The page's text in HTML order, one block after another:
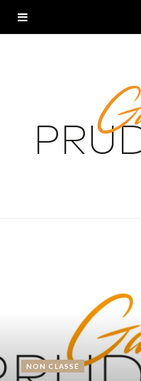
NON CLASSÉ